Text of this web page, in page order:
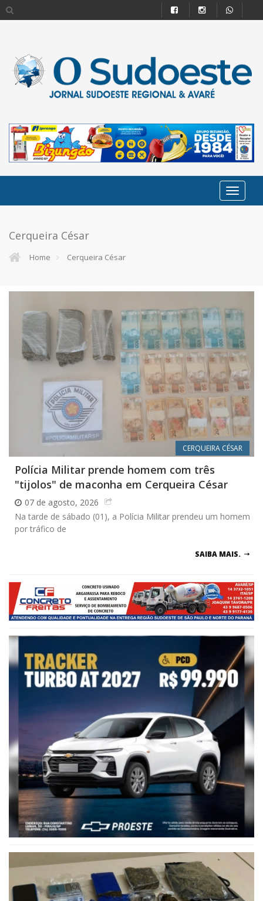
Cerqueira César
Home Cerqueira César
CERQUEIRA CÉSAR
Polícia Militar prende homem com três
"tijolos" de maconha em Cerqueira César
07 de agosto, 2026
Na tarde de sábado (01), a Polícia Militar prendeu um homem
por tráfico de
SAIBA MAIS.